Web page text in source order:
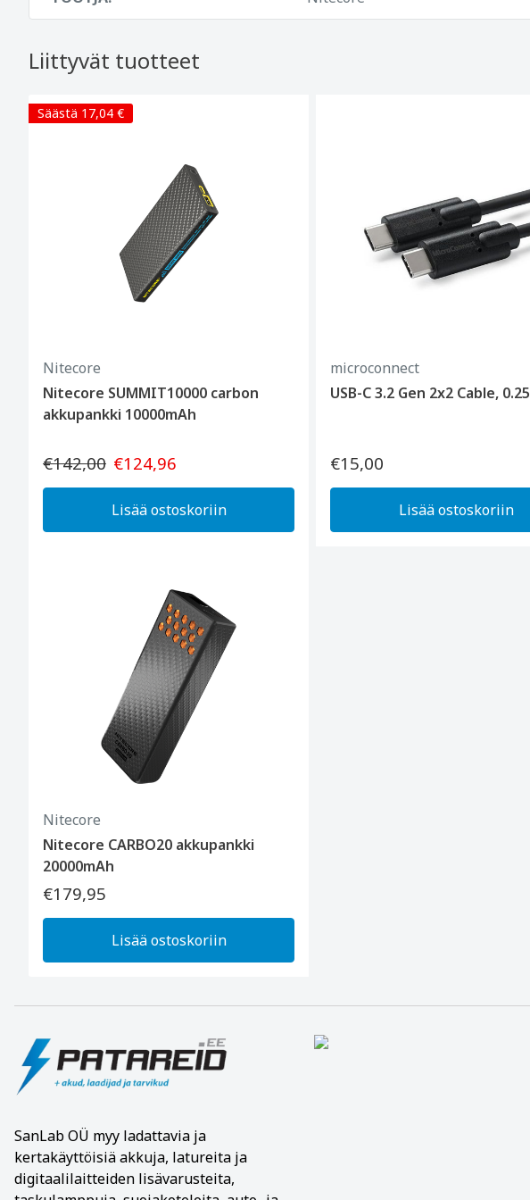
Liittyvät tuotteet
Säästä 17,04 €
Nitecore
Nitecore SUMMIT10000 carbon
akkupankki 10000mAh
€142,00 €124,96
Lisää ostoskoriin
microconnect
USB-C 3.2 Gen 2x2 Cable,
€15,00
Lisää ostoskoriin
Nitecore
Nitecore CARBO20 akkupankki
20000mAh
€179,95
Lisää ostoskoriin
SanLab OÜ myy ladattavia ja
kertakäyttöisiä akkuja, latureita ja
digitaalilaitteiden lisävarusteita,